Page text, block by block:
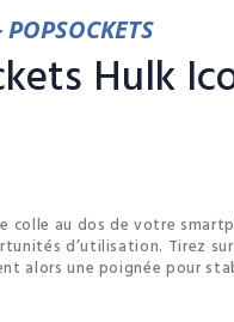
Hulk
colle au dos de votre
d’utilisation. Tirez
alors une poignée pour